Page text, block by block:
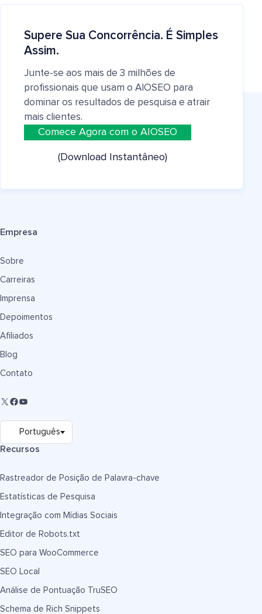
Supere Sua Concorrência. É Simples
Assim.
Junte-se aos mais de 3 milhões de
profissionais que usam o AIOSEO para
dominar os resultados de pesquisa e atrair
mais clientes.
Comece Agora com o AIOSEO
(Download Instantâneo)
Empresa
Sobre
Carreiras
Imprensa
Depoimentos
Afiliados
Blog
Contato
Recursos
Rastreador de Posição de Palavra-chave
Estatísticas de Pesquisa
Integração com Mídias Sociais
Editor de Robots.txt
SEO para WooCommerce
SEO Local
Análise de Pontuação TruSEO
Schema de Rich Snippets